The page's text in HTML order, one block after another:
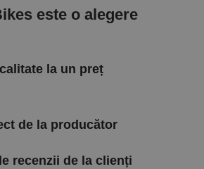
este o alegere
la un preț
de la producător
recenzii de la clienți